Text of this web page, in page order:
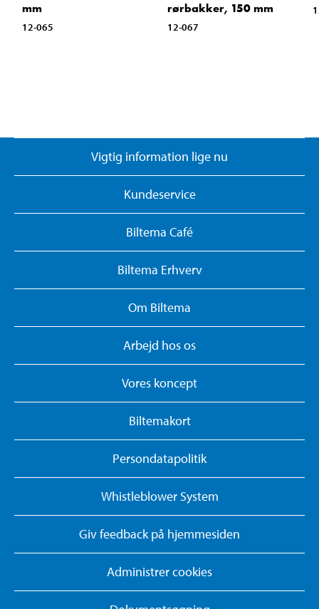
mm
12-065
rørbakker, 150 mm
12-067
Vigtig information lige nu
Kundeservice
Biltema Café
Biltema Erhverv
Om Biltema
Arbejd hos os
Vores koncept
Biltemakort
Persondatapolitik
Whistleblower System
Giv feedback på hjemmesiden
Administrer cookies